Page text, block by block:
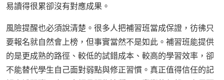
易讀得很累卻沒有對應成果。
風險提醒也必須說清楚。很多人把補習班當成保證，彷彿只
要報名就自然會上榜，但事實當然不是如此。補習班能提供
的是更成熟的路徑、較低的試錯成本、較高的學習效率，卻
不能替代學生自己面對弱點與修正習慣。真正值得信任的記